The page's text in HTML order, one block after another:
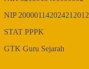
NIP 200001142024212012
STAT PPPK
GTK Guru Sejarah